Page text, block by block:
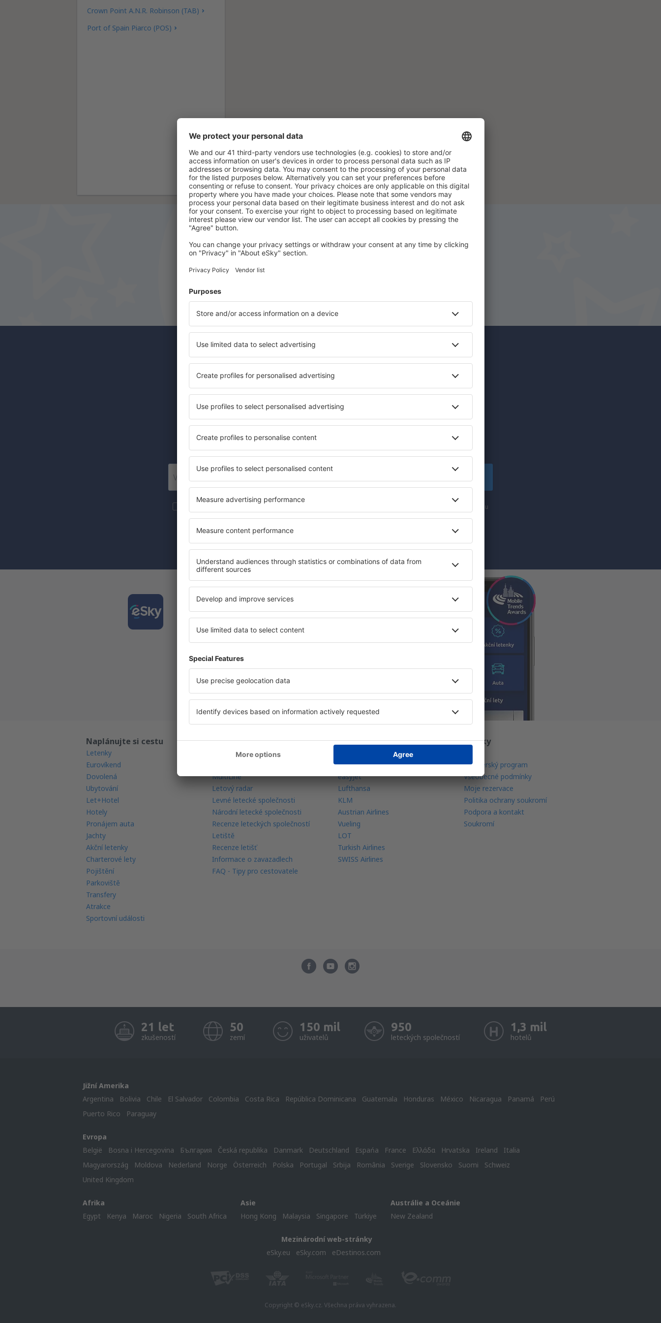
Crown Point A.N.R. Robinson (TAB)
Port of Spain Piarco (POS)
Rezervujte si Let+Hotel na
Odběratelé newsletteru cestují více za
méně
Levné lety, dovolené, eurovíkendy - získejte informace o jedinečných
akčních letenkách dříve než kdokoli jiný.
Posíláme jen to nejlepší, máte naše čestné cestovatelské!
Souhlasím s odběrem marketingových informací (formou
Zaznačením políčka pro odběr newsletteru, vepsáním e-mailové adresy a zvolením možnosti „Zapsat se“
(současně) vyjadřujete souhlas na zpracování osobních údajů
Stáhněte si naši aplikaci
a plánujte své cesty pohodlně
Každý den nové nabídky na dosah ruky
Všechny vaše rezervace na jednom místě
Naplánujte si cestu
Letenky
Eurovíkend
Dovolená
Ubytování
Let+Hotel
Hotely
Pronájem auta
Jachty
Akční letenky
Charterové lety
Pojištění
Parkoviště
Transfery
Atrakce
Sportovní události
Přečtěte si více
Garance nejnižší ceny
MultiLine
Letový radar
Levné letecké společnosti
Národní letecké společnosti
Recenze leteckých společností
Letiště
Recenze letišť
Informace o zavazadlech
FAQ - Tipy pro cestovatele
Letecké společnosti
Wizz Air
easyJet
Lufthansa
KLM
Austrian Airlines
Vueling
LOT
Turkish Airlines
SWISS Airlines
O eSky
Partnerský program
Všeobecné podmínky
Moje rezervace
Politika ochrany soukromí
Podpora a kontakt
Soukromí
21 let
zkušeností
50
zemí
150 mil
uživatelů
950
leteckých společností
1,3 mil
hotelů
Jižní Amerika
Argentina
Bolivia Chile El Salvador Colombia Costa Rica República Dominicana Guatemala Honduras México Nicaragua Panamá
Perú
Puerto Rico
Paraguay
Evropa
België
Bosna i Hercegovina България Česká republika Danmark Deutschland Espańa France Ελλάδα Hrvatska Ireland
Italia
Magyarország
Moldova Nederland Norge Österreich Polska Portugal Srbija România Sverige Slovensko Suomi
Schweiz
United Kingdom
Afrika
Egypt
Kenya Maroc Nigeria South Africa
Asie
Hong Kong
Malaysia Singapore Türkiye
Austrálie a Oceánie
New Zealand
Mezinárodní web-stránky
eSky.eu
eSky.com eDestinos.com
Copyright © eSky.cz. Všechna práva vyhrazena.